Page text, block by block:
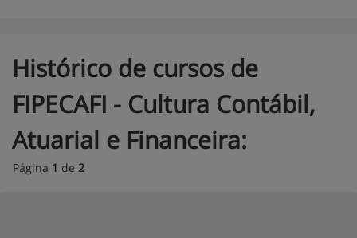
Histórico de cursos de
FIPECAFI - Cultura Contábil,
Atuarial e Financeira:
Página 1 de 2